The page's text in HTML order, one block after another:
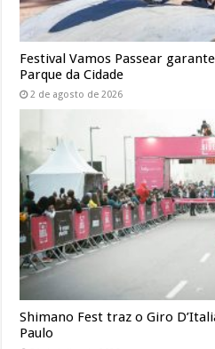
Festival Vamos Passear
Parque da Cidade
2 de agosto de 2026
Shimano Fest traz o Giro
Paulo